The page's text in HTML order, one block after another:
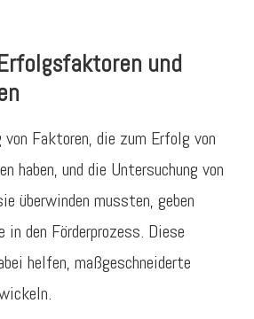
und
Faktoren, die zum Erfolg von
haben, und die Untersuchung von
überwinden mussten, geben
den Förderprozess. Diese
helfen, maßgeschneiderte